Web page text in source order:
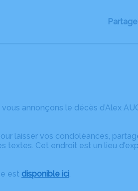
annonçons le décès d’Alex
laisser vos condoléances,
textes. Cet endroit est un lieu
est disponible ici.